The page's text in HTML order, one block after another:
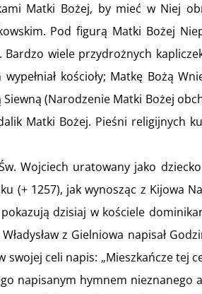
Matki Bożej, by mieć w Niej
Pod figurą Matki Bożej
Bardzo wiele przydrożnych
kościoły; Matkę Bożą
(Narodzenie Matki Bożej
Matki Bożej. Pieśni religijnych
Wojciech uratowany jako
(+ 1257), jak wynosząc z Kijowa
pokazują dzisiaj w kościele
z Gielniowa napisał
celi napis: „Mieszkańcze tej
napisanym hymnem nieznanego